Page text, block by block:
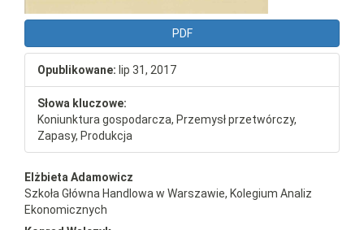
PDF
Opublikowane: lip 31, 2017
Słowa kluczowe:
Koniunktura gospodarcza, Przemysł przetwórczy,
Zapasy, Produkcja
Elżbieta Adamowicz
Szkoła Główna Handlowa w Warszawie, Kolegium Analiz
Ekonomicznych